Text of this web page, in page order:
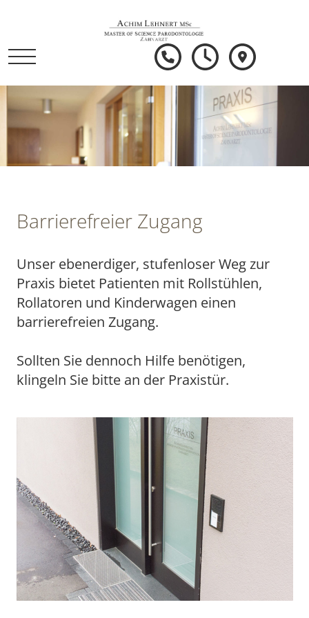
Barrierefreier Zugang
Unser ebenerdiger, stufenloser Weg zur
Praxis bietet Patienten mit Rollstühlen,
Rollatoren und Kinderwagen einen
barrierefreien Zugang.
Sollten Sie dennoch Hilfe benötigen,
klingeln Sie bitte an der Praxistür.